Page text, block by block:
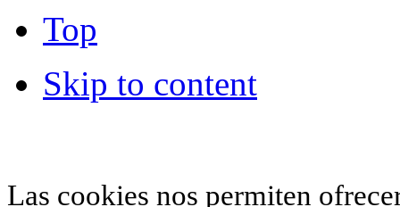
Top
Skip to content
Las cookies nos permiten